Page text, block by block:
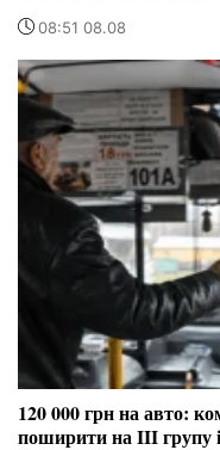
08:51 08.08
120 000 грн на авто:
поширити на III групу